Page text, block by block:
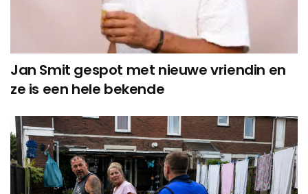
Jan Smit gespot met nieuwe vriendin en
ze is een hele bekende